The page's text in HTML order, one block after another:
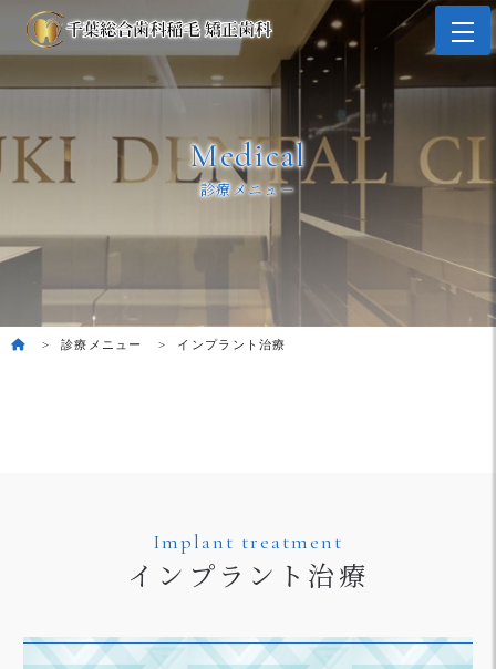
Medical
診療メニュー
診療メニュー インプラント治療
Implant treatment
インプラント治療